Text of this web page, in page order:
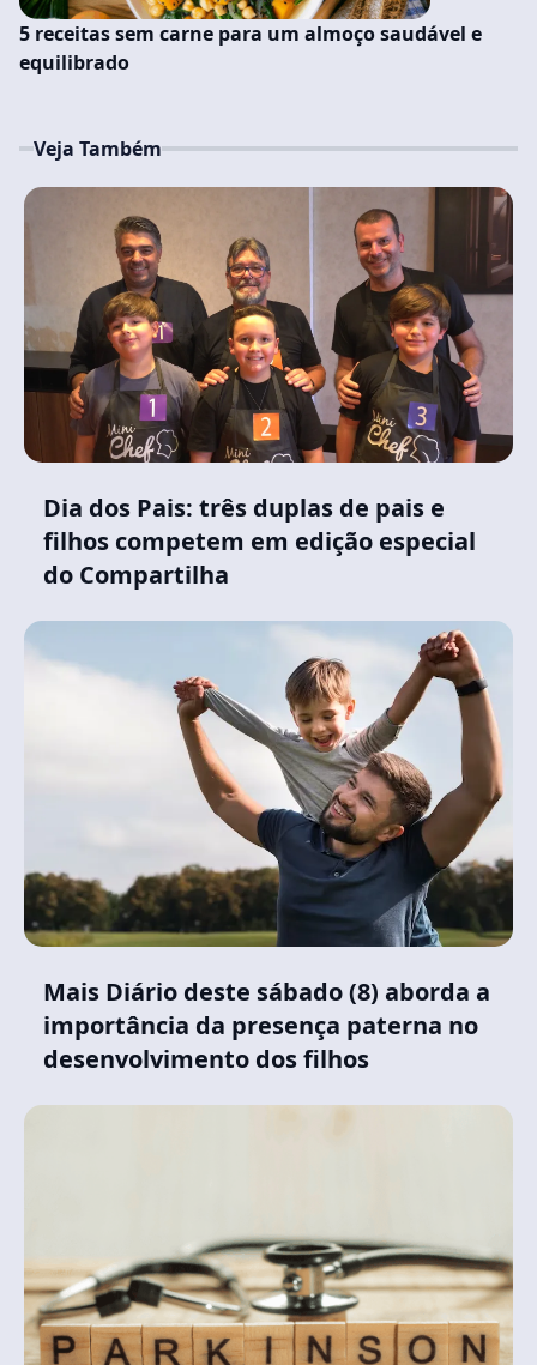
5 receitas sem carne para um almoço saudável e
equilibrado
Veja Também
Dia dos Pais: três duplas de pais e
filhos competem em edição especial
do Compartilha
Mais Diário deste sábado (8) aborda a
importância da presença paterna no
desenvolvimento dos filhos